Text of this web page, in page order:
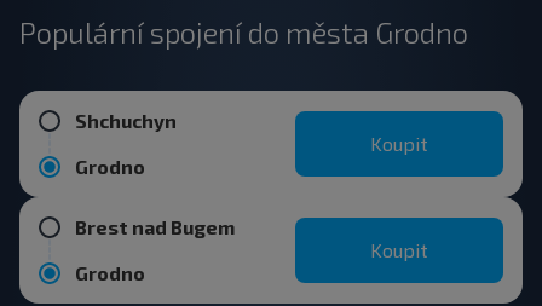
Populární spojení do města Grodno
Shchuchyn
Grodno
Koupit
Brest nad Bugem
Grodno
Koupit